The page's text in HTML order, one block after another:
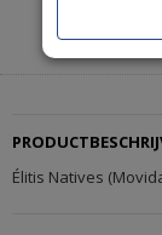
Élitis Natives